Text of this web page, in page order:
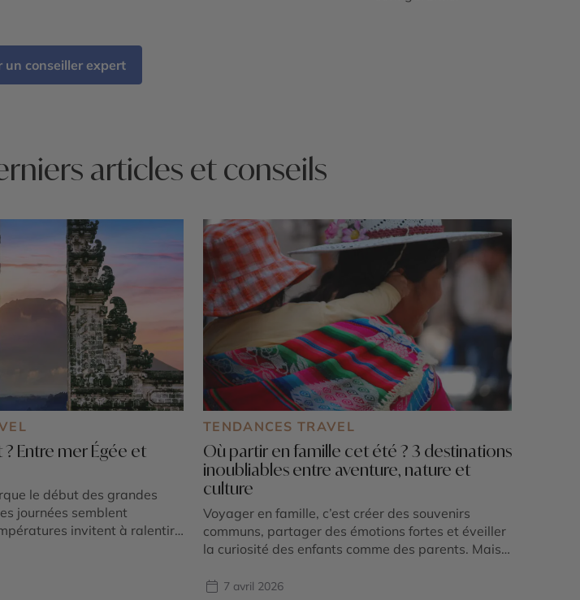
un conseiller expert
articles et conseils
Entre mer Égée et
le début des grandes
journées semblent
invitent à ralentir
aussi l’une des périodes les
TENDANCES TRAVEL
Où partir en famille cet été ? 3 destinations
inoubliables entre aventure, nature et
culture
Voyager en famille, c’est créer des souvenirs
communs, partager des émotions fortes et éveiller
la curiosité des enfants comme des parents. Mais
dépaysement, sécurité, activités adaptées et
7 avril 2026